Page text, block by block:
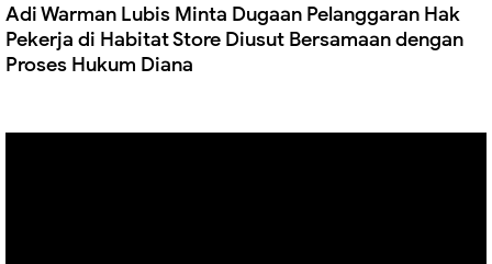
Adi Warman Lubis Minta Dugaan Pelanggaran Hak
Pekerja di Habitat Store Diusut Bersamaan dengan
Proses Hukum Diana